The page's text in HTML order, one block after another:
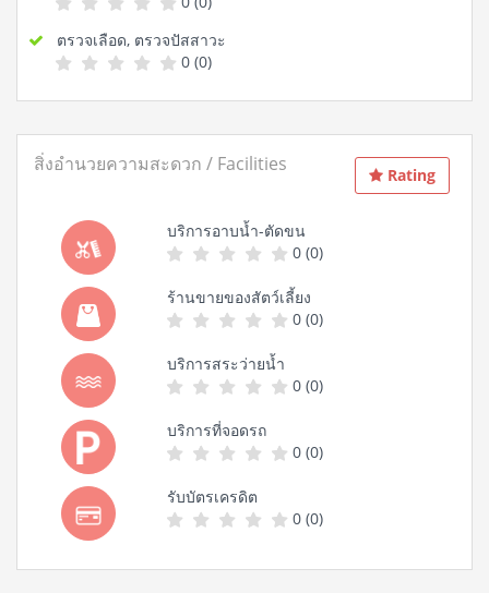
ตรวจเลือด, ตรวจปัสสาวะ
0 (0)
Rating
สิ่งอำนวยความสะดวก / Facilities
บริการอาบน้ำ-ตัดขน
0 (0)
ร้านขายของสัตว์เลี้ยง
0 (0)
บริการสระว่ายน้ำ
0 (0)
บริการที่จอดรถ
0 (0)
รับบัตรเครดิต
0 (0)